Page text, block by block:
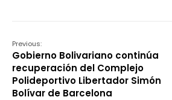
Previous:
Gobierno Bolivariano continúa
recuperación del Complejo
Polideportivo Libertador Simón
Bolívar de Barcelona